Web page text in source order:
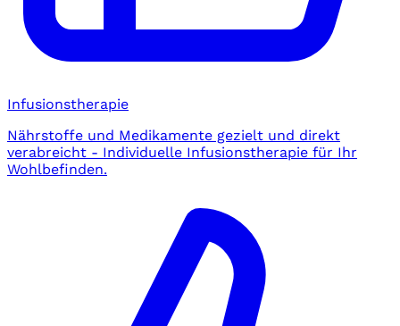
Infusionstherapie
Nährstoffe und Medikamente gezielt und direkt
verabreicht - Individuelle Infusionstherapie für Ihr
Wohlbefinden.